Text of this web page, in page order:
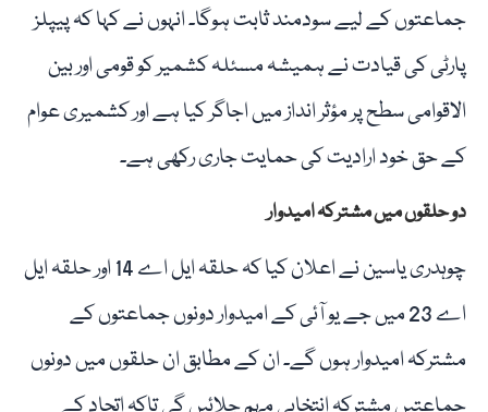
جماعتوں کے لیے سودمند ثابت ہوگا۔ انہوں نے کہا کہ پیپلز
پارٹی کی قیادت نے ہمیشہ مسئلہ کشمیر کو قومی اور بین
الاقوامی سطح پر مؤثر انداز میں اجاگر کیا ہے اور کشمیری عوام
کے حق خود ارادیت کی حمایت جاری رکھی ہے۔
دو حلقوں میں مشترکہ امیدوار
چوہدری یاسین نے اعلان کیا کہ حلقہ ایل اے 14 اور حلقہ ایل
اے 23 میں جے یو آئی کے امیدوار دونوں جماعتوں کے
مشترکہ امیدوار ہوں گے۔ ان کے مطابق ان حلقوں میں دونوں